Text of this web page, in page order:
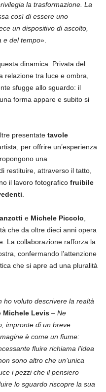
la trasformazione. La
così di essere uno
un dispositivo di ascolto,
e del tempo».
dinamica. Privata del
relazione tra luce e ombra,
sfugge allo sguardo: il
forma appare e subito si
presentate tavole
per offrire un’esperienza
una
restituire, attraverso il tatto,
il lavoro fotografico fruibile
.
e Michele Piccolo,
che da oltre dieci anni opera
La collaborazione rafforza la
confermando l’attenzione
che si apre ad una pluralità
ho voluto descrivere la realtà
Michele Levis – Ne
impronte di un breve
è come un fiume:
fluire richiama l’idea
sono altro che un’unica
i pezzi che il pensiero
lo sguardo riscopre la sua